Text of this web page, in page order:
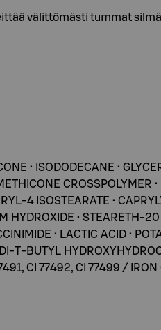
välittömästi tummat
• ISODODECANE •
4 ISOSTEARATE •
HYDROXIDE • STEARETH-
• LACTIC ACID •
T-BUTYL
CI 77492, CI 77499 /